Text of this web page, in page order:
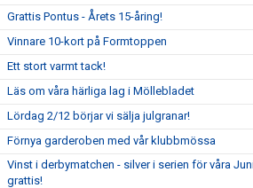
Grattis Pontus - Årets 15-åring!
Vinnare 10-kort på Formtoppen
Ett stort varmt tack!
Läs om våra härliga lag i Möllebladet
Lördag 2/12 börjar vi sälja julgranar!
Förnya garderoben med vår klubbmössa
Vinst i derbymatchen - silver i serien för våra
grattis!